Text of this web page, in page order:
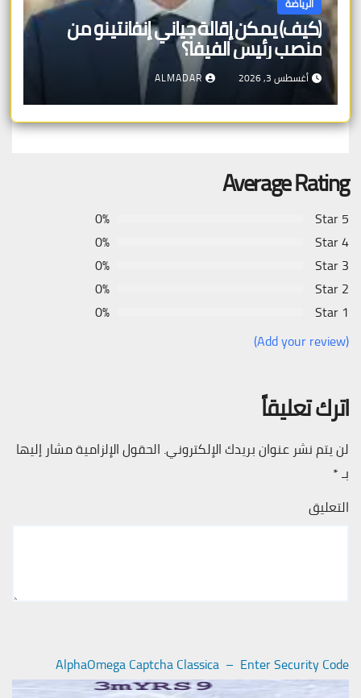
الرياضة
(كيف) يمكن إقالة جياني إنفانتينو من
منصب رئيس الفيفا؟
أغسطس 3, 2026 ALMADAR
Average Rating
5 Star
0%
4 Star
0%
3 Star
0%
2 Star
0%
1 Star
0%
(Add your review)
اترك تعليقاً
لن يتم نشر عنوان بريدك الإلكتروني. الحقول الإلزامية مشار إليها
بـ*
التعليق
AlphaOmega Captcha Classica – Enter Security Code